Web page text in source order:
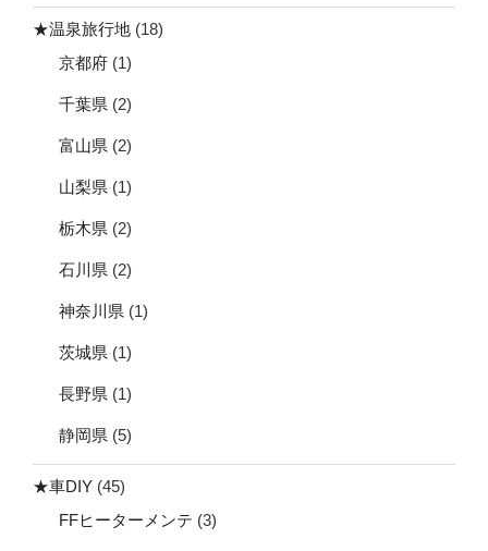
★温泉旅行地 (18)
京都府 (1)
千葉県 (2)
富山県 (2)
山梨県 (1)
栃木県 (2)
石川県 (2)
神奈川県 (1)
茨城県 (1)
長野県 (1)
静岡県 (5)
★車DIY (45)
FFヒーターメンテ (3)